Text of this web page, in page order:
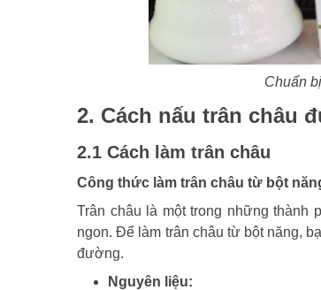
Chuẩn
2. Cách nấu trân châu
2.1 Cách làm trân châu
Công thức làm trân châu từ bột
Trân châu là một trong những thành
ngon. Để làm trân châu từ bột năng,
đường.
Nguyên liệu: